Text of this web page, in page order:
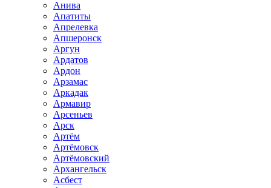
Анива
Апатиты
Апрелевка
Апшеронск
Аргун
Ардатов
Ардон
Арзамас
Аркадак
Армавир
Арсеньев
Арск
Артём
Артёмовск
Артёмовский
Архангельск
Асбест